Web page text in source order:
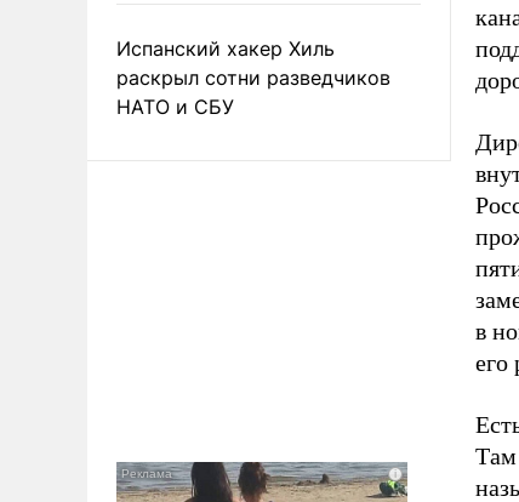
Испанский хакер Хиль
раскрыл сотни разведчиков
НАТО и СБУ
в
его
Там